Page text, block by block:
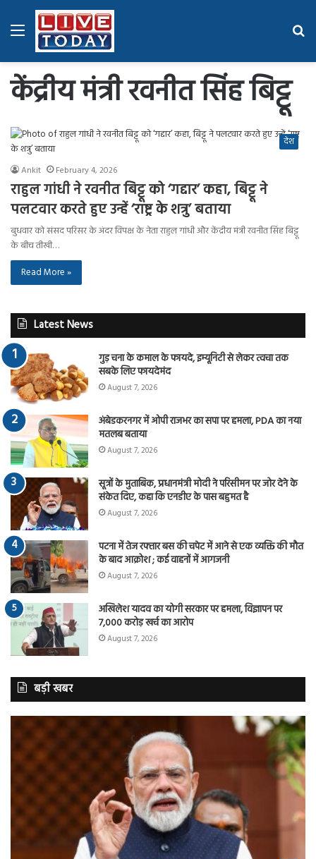
Menu
केंद्रीय मंत्री रवनीत सिंह बिट्टू
देश
Ankit February 4, 2026
राहुल गांधी ने रवनीत बिट्टू को ‘गद्दार’ कहा, बिट्टू ने
पलटवार करते हुए उन्हें ‘राष्ट्र के शत्रु’ बताया
बुधवार को संसद परिसर के अंदर विपक्ष के नेता राहुल गांधी और केंद्रीय मंत्री रवनीत सिंह बिट्टू
के बीच तीखी…
Read More »
Latest News
गुड़ चना के कमाल के फायदे, इम्यूनिटी से लेकर त्वचा तक
सबके लिए फायदेमंद
August 7, 2026
अंबेडकरनगर में ओपी राजभर का सपा पर हमला, PDA का नया
मतलब बताया
August 7, 2026
सूत्रों के मुताबिक, प्रधानमंत्री मोदी ने परिसीमन पर जोर देने के
संकेत दिए, कहा कि एनडीए के पास बहुमत है
August 7, 2026
पटना में तेज रफ्तार बस की चपेट में आने से एक व्यक्ति की मौत
के बाद आक्रोश ; कई वाहनों में आगजनी
August 7, 2026
अखिलेश यादव का योगी सरकार पर हमला, विज्ञापन पर
7,000 करोड़ खर्च का आरोप
August 7, 2026
बड़ी खबर